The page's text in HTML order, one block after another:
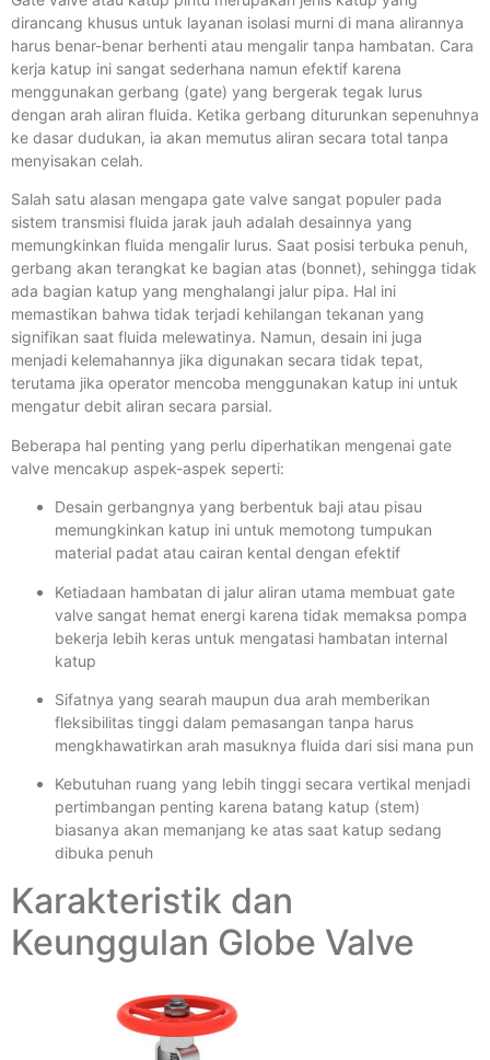
dirancang khusus untuk layanan isolasi murni di mana alirannya
harus benar-benar berhenti atau mengalir tanpa hambatan. Cara
kerja katup ini sangat sederhana namun efektif karena
menggunakan gerbang (gate) yang bergerak tegak lurus
dengan arah aliran fluida. Ketika gerbang diturunkan sepenuhnya
ke dasar dudukan, ia akan memutus aliran secara total tanpa
menyisakan celah.
Salah satu alasan mengapa gate valve sangat populer pada
sistem transmisi fluida jarak jauh adalah desainnya yang
memungkinkan fluida mengalir lurus. Saat posisi terbuka penuh,
gerbang akan terangkat ke bagian atas (bonnet), sehingga tidak
ada bagian katup yang menghalangi jalur pipa. Hal ini
memastikan bahwa tidak terjadi kehilangan tekanan yang
signifikan saat fluida melewatinya. Namun, desain ini juga
menjadi kelemahannya jika digunakan secara tidak tepat,
terutama jika operator mencoba menggunakan katup ini untuk
mengatur debit aliran secara parsial.
Beberapa hal penting yang perlu diperhatikan mengenai gate
valve mencakup aspek-aspek seperti:
Desain gerbangnya yang berbentuk baji atau pisau
memungkinkan katup ini untuk memotong tumpukan
material padat atau cairan kental dengan efektif
Ketiadaan hambatan di jalur aliran utama membuat gate
valve sangat hemat energi karena tidak memaksa pompa
bekerja lebih keras untuk mengatasi hambatan internal
katup
Sifatnya yang searah maupun dua arah memberikan
fleksibilitas tinggi dalam pemasangan tanpa harus
mengkhawatirkan arah masuknya fluida dari sisi mana pun
Kebutuhan ruang yang lebih tinggi secara vertikal menjadi
pertimbangan penting karena batang katup (stem)
biasanya akan memanjang ke atas saat katup sedang
dibuka penuh
Karakteristik dan
Keunggulan Globe Valve